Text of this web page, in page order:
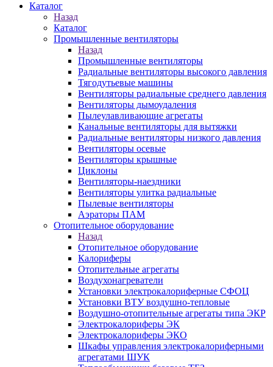
Каталог
Назад
Каталог
Промышленные вентиляторы
Назад
Промышленные вентиляторы
Радиальные вентиляторы высокого давления
Тягодутьевые машины
Вентиляторы радиальные среднего давления
Вентиляторы дымоудаления
Пылеулавливающие агрегаты
Канальные вентиляторы для вытяжки
Радиальные вентиляторы низкого давления
Вентиляторы осевые
Вентиляторы крышные
Циклоны
Вентиляторы-наездники
Вентиляторы улитка радиальные
Пылевые вентиляторы
Аэраторы ПАМ
Отопительное оборудование
Назад
Отопительное оборудование
Калориферы
Отопительные агрегаты
Воздухонагреватели
Установки электрокалориферные СФОЦ
Установки ВТУ воздушно-тепловые
Воздушно-отопительные агрегаты типа ЭКР
Электрокалориферы ЭК
Электрокалориферы ЭКО
Шкафы управления электрокалориферными
агрегатами ШУК